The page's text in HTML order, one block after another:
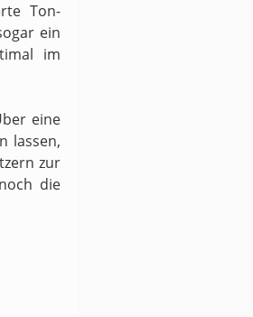
Ton-
ein
im
eine
lassen,
zur
die